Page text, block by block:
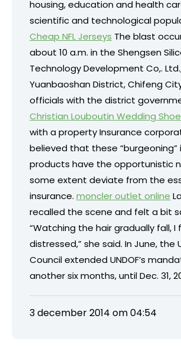
housing, education and health
scientific and technological
Cheap NFL Jerseys The blast
about 10 a.m. in the Shengsen
Technology Development Co,.
Yuanbaoshan District, Chifeng
officials with the district
Christian Louboutin Wedding
with a property Insurance
believed that these “burgeoning”
products have the opportunistic
some extent deviate from the
insurance. moncler outlet online
recalled the scene and felt a bit
“Watching the hair gradually fall, I
distressed,” she said. In June, the
Council extended UNDOF’s
another six months, until Dec. 31,
3 december 2014 om 04:54